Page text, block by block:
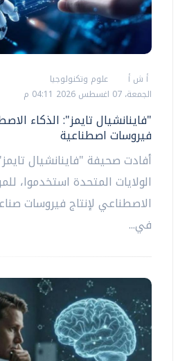
أ ش أ
علوم وتكنولوجيا
الجمعة، 07 اغسطس 2026 04:11 م
"فاينانشيال تايمز": الذكاء
فيروسات اصطناعية
أفادت صحيفة "فاينانشيال
الولايات المتحدة استخدموا،
الاصطناعي لإنتاج فيروسات
في...